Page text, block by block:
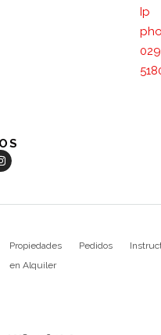
Ip
Propiedades
en Alquiler
Pedidos